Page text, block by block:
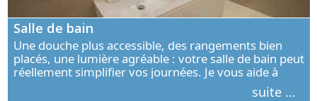
Salle de bain
Une douche plus accessible, des rangements bien
placés, une lumière agréable : votre salle de bain peut
réellement simplifier vos journées. Je vous aide à
concevoir un espace élégant, confortable et adapté à
suite ...